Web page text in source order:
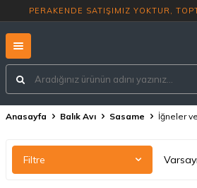
PERAKENDE
Anasayfa Balık Avı Sasame İğneler
Filtre